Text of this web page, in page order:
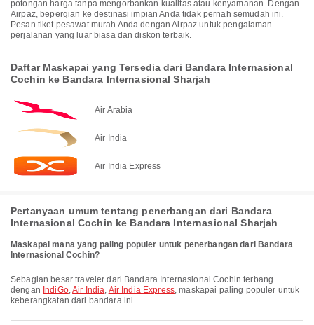
potongan harga tanpa mengorbankan kualitas atau kenyamanan. Dengan
Airpaz, bepergian ke destinasi impian Anda tidak pernah semudah ini.
Pesan tiket pesawat murah Anda dengan Airpaz untuk pengalaman
perjalanan yang luar biasa dan diskon terbaik.
Daftar Maskapai yang Tersedia dari Bandara Internasional
Cochin ke Bandara Internasional Sharjah
Air Arabia
Air India
Air India Express
Pertanyaan umum tentang penerbangan dari Bandara
Internasional Cochin ke Bandara Internasional Sharjah
Maskapai mana yang paling populer untuk penerbangan dari Bandara
Internasional Cochin?
Sebagian besar traveler dari Bandara Internasional Cochin terbang
dengan IndiGo,Air India, Air India Express, maskapai paling populer untuk
keberangkatan dari bandara ini.